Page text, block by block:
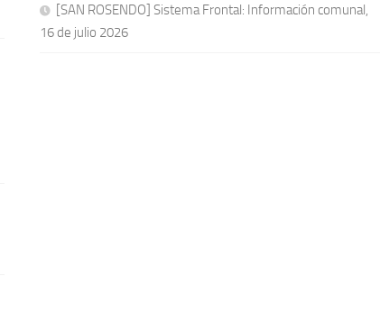
[SAN ROSENDO] Sistema Frontal: Información comunal,
16 de julio 2026